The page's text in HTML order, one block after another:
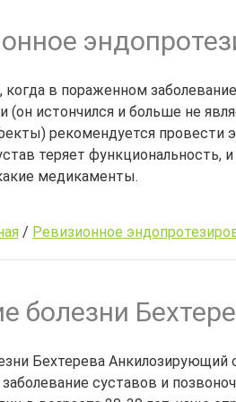
когда в пораженном
(он истончился и больше не
рекомендуется провести
теряет
медикаменты.
/ Ревизионное
болезни
Бехтерева Анкилозирующий
суставов и